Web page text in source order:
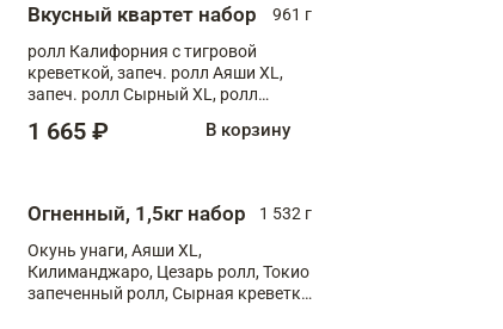
Вкусный квартет набор
961 г
ролл Калифорния с тигровой
креветкой, запеч. ролл Аяши XL,
запеч. ролл Сырный XL, ролл
1 665 ₽ В корзину
Огненный, 1,5кг набор
1 532 г
Окунь унаги, Аяши XL,
Килиманджаро, Цезарь ролл, Токио
запеченный ролл, Сырная креветка